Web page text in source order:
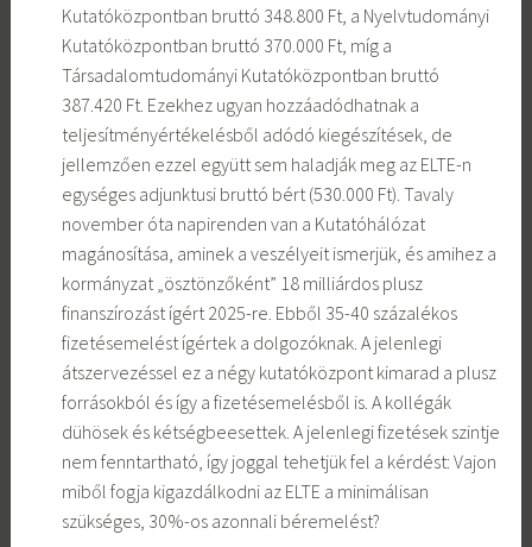
Kutatóközpontban bruttó 348.800 Ft, a Nyelvtudományi
Kutatóközpontban bruttó 370.000 Ft, míg a
Társadalomtudományi Kutatóközpontban bruttó
387.420 Ft. Ezekhez ugyan hozzáadódhatnak a
teljesítményértékelésből adódó kiegészítések, de
jellemzően ezzel együtt sem haladják meg az ELTE-n
egységes adjunktusi bruttó bért (530.000 Ft). Tavaly
november óta napirenden van a Kutatóhálózat
magánosítása, aminek a veszélyeit ismerjük, és amihez a
kormányzat „ösztönzőként” 18 milliárdos plusz
finanszírozást ígért 2025-re. Ebből 35-40 százalékos
fizetésemelést ígértek a dolgozóknak. A jelenlegi
átszervezéssel ez a négy kutatóközpont kimarad a plusz
forrásokból és így a fizetésemelésből is. A kollégák
dühösek és kétségbeesettek. A jelenlegi fizetések szintje
nem fenntartható, így joggal tehetjük fel a kérdést: Vajon
miből fogja kigazdálkodni az ELTE a minimálisan
szükséges, 30%-os azonnali béremelést?